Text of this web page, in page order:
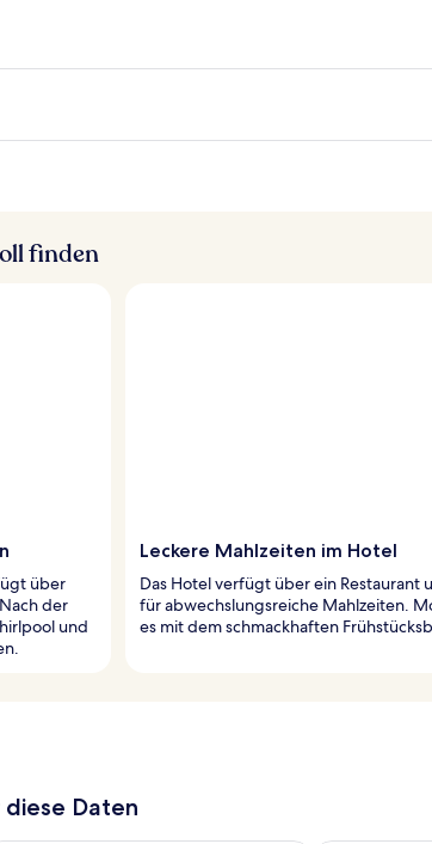
finden
über
der
und
Leckere Mahlzeiten im Hotel
Das Hotel verfügt über ein Restaurant
für abwechslungsreiche Mahlzeiten.
es mit dem schmackhaften
Daten